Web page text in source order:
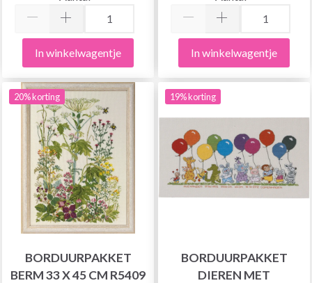
In winkelwagentje In winkelwagentje
20% korting
BORDUURPAKKET
BERM 33 X 45 CM R5409
19% korting
BORDUURPAKKET
DIEREN MET